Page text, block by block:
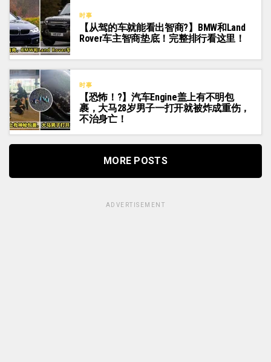
时事
【从驾的车就能看出智商?】BMW和Land
Rover车主智商垫底！完整排行看这里！
时事
【恐怖！?】汽车Engine盖上有不明包
裹，大马28岁男子一打开就被炸成重伤，
不治身亡！
MORE POSTS
ADVERTISEMENT